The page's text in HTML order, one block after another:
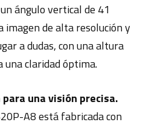
ángulo vertical de 41
imagen de alta resolución y
a dudas, con una altura
una claridad óptima.
una visión precisa.
A8 está fabricada con